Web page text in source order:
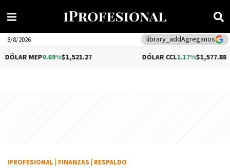
library_addAgreganos
8/8/2026
0.69%$1,521.27 1.17%$1,577.88
IPROFESIONAL FINANZAS RESPALDO